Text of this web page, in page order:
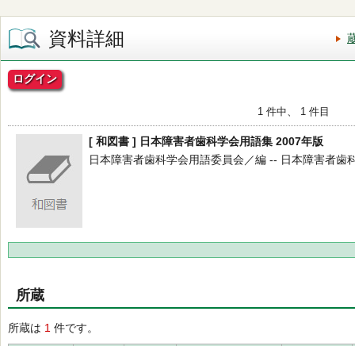
資料詳細
ログイン
1 件中、 1 件目
[ 和図書 ] 日本障害者歯科学会用語集 2007年版
日本障害者歯科学会用語委員会／編 -- 日本障害者歯
所蔵
所蔵は 1 件です。